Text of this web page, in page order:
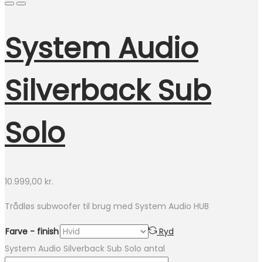
System Audio
Silverback Sub
Solo
10.999,00 kr.
Trådløs subwoofer til brug med System Audio HUB
Farve - finish
Ryd
System Audio Silverback Sub Solo antal